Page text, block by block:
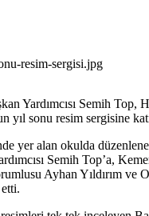
resim-sergisi.jpg
Yardımcısı Semih Top,
yıl sonu resim sergisine
yer alan okulda
Semih Top’a,
Ayhan Yıldırım ve